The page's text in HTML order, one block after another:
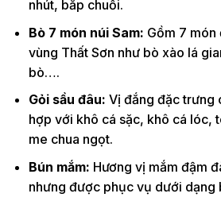
nhút, bắp chuối.
Bò 7 món núi Sam: Gồm 7
vùng Thất Sơn như bò xào lá
bò….
Gỏi sầu đâu: Vị đắng đặc trưng
hợp với khô cá sặc, khô cá lóc,
me chua ngọt.
Bún mắm: Hương vị mắm đậm
nhưng được phục vụ dưới dạng